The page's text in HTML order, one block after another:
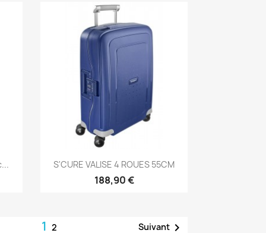
Aperçu rapide
S'CURE VALISE 4 ROUES 55CM
188,90 €
12 Suivant